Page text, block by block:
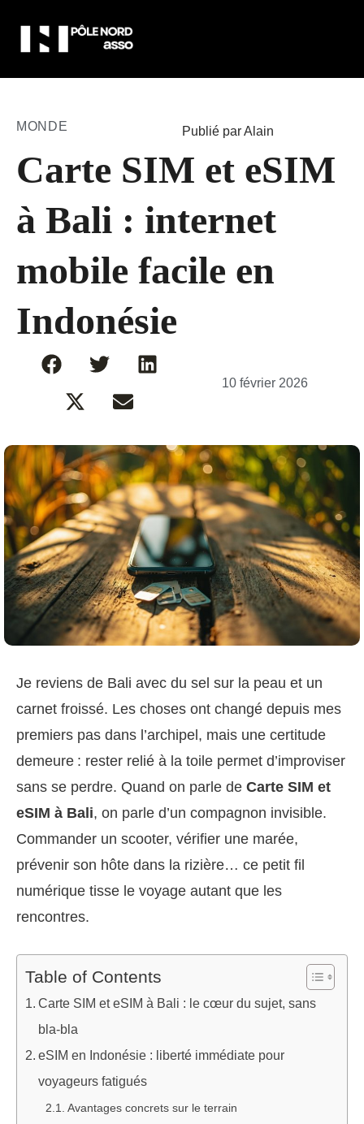
MONDE Publié par Alain
Carte SIM et eSIM
à Bali : internet
mobile facile en
Indonésie
10 février 2026
Je reviens de Bali avec du sel sur la peau et un
carnet froissé. Les choses ont changé depuis mes
premiers pas dans l’archipel, mais une certitude
demeure : rester relié à la toile permet d’improviser
sans se perdre. Quand on parle de Carte SIM et
eSIM à Bali, on parle d’un compagnon invisible.
Commander un scooter, vérifier une marée,
prévenir son hôte dans la rizière… ce petit fil
numérique tisse le voyage autant que les
rencontres.
Table of Contents
Carte SIM et eSIM à Bali : le cœur du sujet, sans
bla-bla
eSIM en Indonésie : liberté immédiate pour
voyageurs fatigués
Avantages concrets sur le terrain